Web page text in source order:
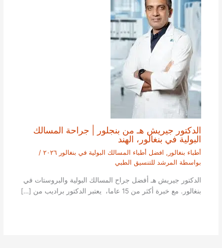
الدكتور جيريش هـ من بنجلور | جراحة المسالك
البولية في بنغالور، الهند
أطباء بنغالور , افضل أطباء المسالك البولية في بنغالور ٢٠٢٦
/
بواسطة المرشد للتنسيق الطبي
الدكتور جيريش هـ أفضل جراح المسالك البولية والبروستات في
بنغالور. مع خبرة أكثر من 15 عاما، يعتبر الدكتور براديب من […]